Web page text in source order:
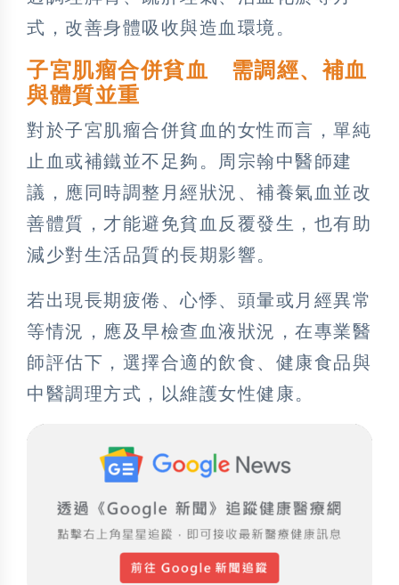
式，改善身體吸收與造血環境。
子宮肌瘤合併貧血 需調經、補血
與體質並重
對於子宮肌瘤合併貧血的女性而言，單純
止血或補鐵並不足夠。周宗翰中醫師建
議，應同時調整月經狀況、補養氣血並改
善體質，才能避免貧血反覆發生，也有助
減少對生活品質的長期影響。
若出現長期疲倦、心悸、頭暈或月經異常
等情況，應及早檢查血液狀況，在專業醫
師評估下，選擇合適的飲食、健康食品與
中醫調理方式，以維護女性健康。